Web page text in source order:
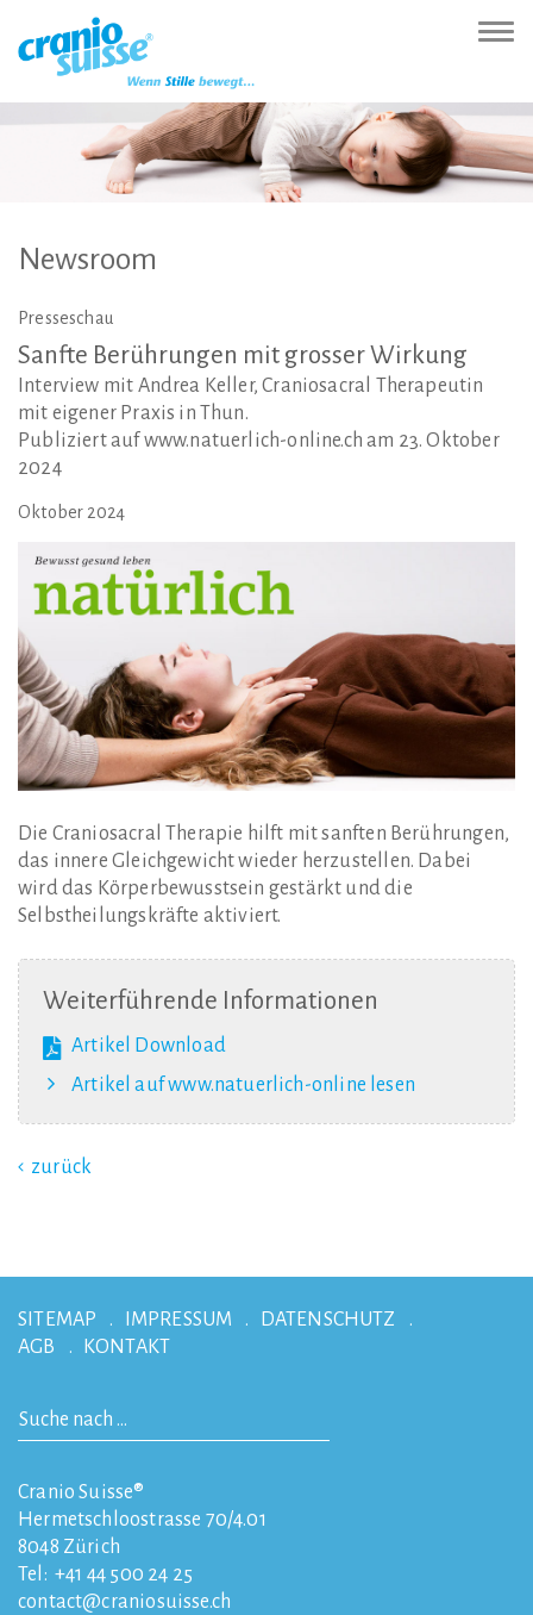
(Accesskey
Hauptnavigation
(Accesskey
Inhalt
(Accesskey
Sprachumschaltung
(Accesskey
Newsroom
Presseschau
Sanfte Berührungen mit grosserWirkung
Interview mit Andrea Keller, Craniosacral Therapeutin
mit eigener Praxis in Thun.
Publiziert auf www.natuerlich-online.ch am 23. Oktober
2024
Oktober 2024
Die Craniosacral Therapie hilft mit sanften Berührungen,
das innere Gleichgewicht wieder herzustellen. Dabei
wird das Körperbewusstsein gestärkt und die
Selbstheilungskräfte aktiviert.
Weiterführende Informationen
Artikel Download
Artikel auf www.natuerlich-online lesen
zurück
SITEMAP IMPRESSUM
DATENSCHUTZ
AGB
KONTAKT
Cranio Suisse®
Hermetschloostrasse 70/4.01
8048 Zürich
Tel: +41 44 500 24 25
contact
craniosuisse.ch